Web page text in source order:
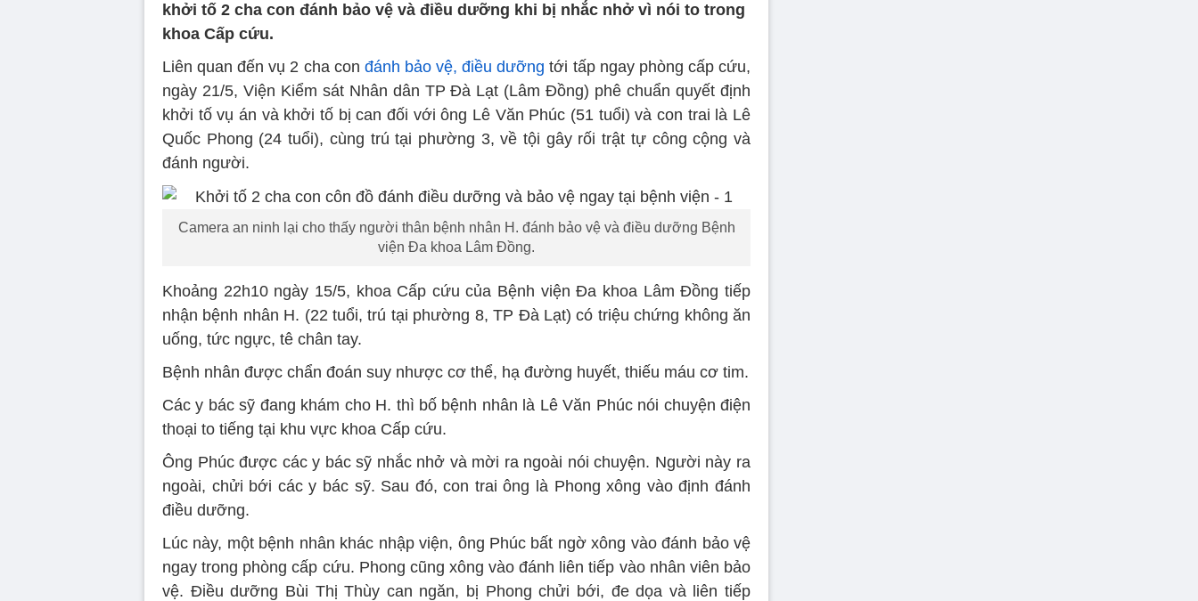
khởi tố 2 cha con đánh bảo vệ và điều dưỡng khi bị nhắc nhở vì nói to trong
khoa Cấp cứu.
Liên quan đến vụ 2 cha con đánh bảo vệ, điều dưỡng tới tấp ngay phòng cấp cứu,
ngày 21/5, Viện Kiểm sát Nhân dân TP Đà Lạt (Lâm Đồng) phê chuẩn quyết định
khởi tố vụ án và khởi tố bị can đối với ông Lê Văn Phúc (51 tuổi) và con trai là Lê
Quốc Phong (24 tuổi), cùng trú tại phường 3, về tội gây rối trật tự công cộng và
đánh người.
Camera an ninh lại cho thấy người thân bệnh nhân H. đánh bảo vệ và điều dưỡng Bệnh
viện Đa khoa Lâm Đồng.
Khoảng 22h10 ngày 15/5, khoa Cấp cứu của Bệnh viện Đa khoa Lâm Đồng tiếp
nhận bệnh nhân H. (22 tuổi, trú tại phường 8, TP Đà Lạt) có triệu chứng không ăn
uống, tức ngực, tê chân tay.
Bệnh nhân được chẩn đoán suy nhược cơ thể, hạ đường huyết, thiếu máu cơ tim.
Các y bác sỹ đang khám cho H. thì bố bệnh nhân là Lê Văn Phúc nói chuyện điện
thoại to tiếng tại khu vực khoa Cấp cứu.
Ông Phúc được các y bác sỹ nhắc nhở và mời ra ngoài nói chuyện. Người này ra
ngoài, chửi bới các y bác sỹ. Sau đó, con trai ông là Phong xông vào định đánh
điều dưỡng.
Lúc này, một bệnh nhân khác nhập viện, ông Phúc bất ngờ xông vào đánh bảo vệ
ngay trong phòng cấp cứu. Phong cũng xông vào đánh liên tiếp vào nhân viên bảo
vệ. Điều dưỡng Bùi Thị Thùy can ngăn, bị Phong chửi bới, đe dọa và liên tiếp